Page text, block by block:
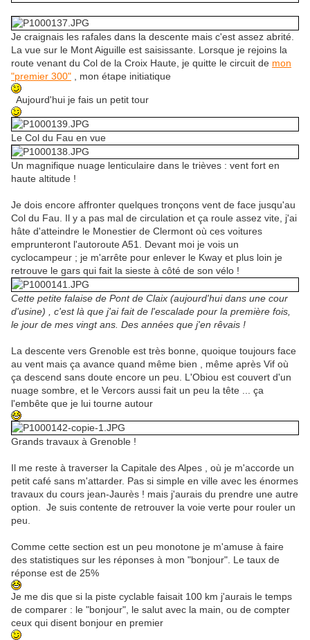
Je craignais les rafales dans la descente mais c'est assez abrité.
La vue sur le Mont Aiguille est saisissante. Lorsque je rejoins la
route venant du Col de la Croix Haute, je quitte le circuit de mon
"premier 300" , mon étape initiatique
Aujourd'hui je fais un petit tour
Le Col du Fau en vue
Un magnifique nuage lenticulaire dans le trièves : vent fort en
haute altitude !
Je dois encore affronter quelques tronçons vent de face jusqu'au
Col du Fau. Il y a pas mal de circulation et ça roule assez vite, j'ai
hâte d'atteindre le Monestier de Clermont où ces voitures
emprunteront l'autoroute A51. Devant moi je vois un
cyclocampeur ; je m'arrête pour enlever le Kway et plus loin je
retrouve le gars qui fait la sieste à côté de son vélo !
Cette petite falaise de Pont de Claix (aujourd'hui dans une cour
d'usine) , c'est là que j'ai fait de l'escalade pour la première fois,
le jour de mes vingt ans. Des années que j'en rêvais !
La descente vers Grenoble est très bonne, quoique toujours face
au vent mais ça avance quand même bien , même après Vif où
ça descend sans doute encore un peu. L'Obiou est couvert d'un
nuage sombre, et le Vercors aussi fait un peu la tête ... ça
l'embête que je lui tourne autour
Grands travaux à Grenoble !
Il me reste à traverser la Capitale des Alpes , où je m'accorde un
petit café sans m'attarder. Pas si simple en ville avec les énormes
travaux du cours jean-Jaurès ! mais j'aurais du prendre une autre
option. Je suis contente de retrouver la voie verte pour rouler un
peu.
Comme cette section est un peu monotone je m'amuse à faire
des statistiques sur les réponses à mon "bonjour". Le taux de
réponse est de 25%
Je me dis que si la piste cyclable faisait 100 km j'aurais le temps
de comparer : le "bonjour", le salut avec la main, ou de compter
ceux qui disent bonjour en premier